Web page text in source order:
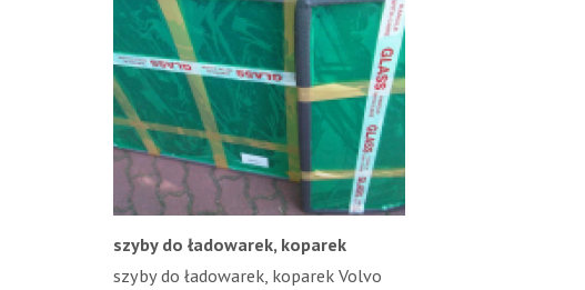
szyby do ładowarek, koparek
szyby do ładowarek, koparek Volvo